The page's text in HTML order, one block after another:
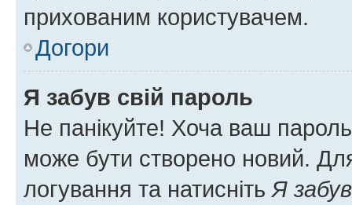
прихованим користувачем.
Догори
Я забув свій пароль
Не панікуйте! Хоча ваш
може бути створено новий.
логування та натисніть Я